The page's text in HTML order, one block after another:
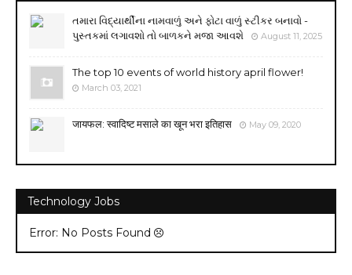
તમારા વિદ્યાર્થીના નામવાળું અને ફોટા વાળું સ્ટીકર બનાવો -
પુસ્તકમાં લગાવશો તો બાળકને મજા આવશે
August 11, 2025
The top 10 events of world history april flower!
March 03, 2021
जायफल: स्वादिष्ट मसाले का खून भरा इतिहास May 09, 2020
Technology Jobs
Error: No Posts Found